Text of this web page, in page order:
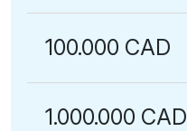
100.000 CAD
1.000.000 CAD